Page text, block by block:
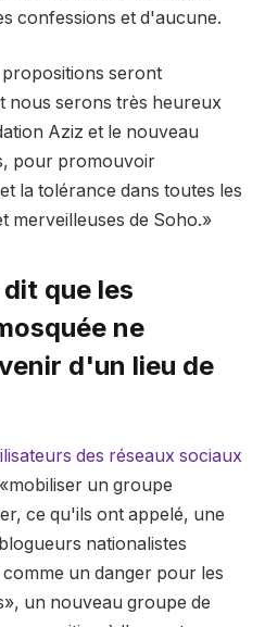
confessions et d'aucune.
seront
nous serons très heureux
Aziz et le nouveau
pour promouvoir
la tolérance dans toutes les
merveilleuses de Soho.»
que les
ne
d'un lieu de
des réseaux sociaux
un groupe
ce qu'ils ont appelé, une
nationalistes
un danger pour les
un nouveau groupe de